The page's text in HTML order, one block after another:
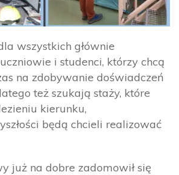
wszystkich głównie
i studenci, którzy chcą
na zdobywanie doświadczeń
też szukają staży, które
kierunku,
będą chcieli realizować
już na dobre zadomowił się